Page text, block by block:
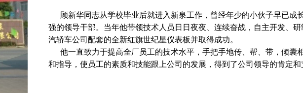
顾新华同志从学校毕业后就进入新泉工作，曾经年少的小伙子早已成
强的领导干部。当年他带领技术人员日日夜夜、连续奋战，自主开发、
汽轿车公司配套的全新红旗世纪星仪表板并取得成功。
他一直致力于提高全厂员工的技术水平，手把手地传、帮、带，倾囊
和指导，使员工的素质和技能跟上公司的发展，得到了公司领导的肯定和